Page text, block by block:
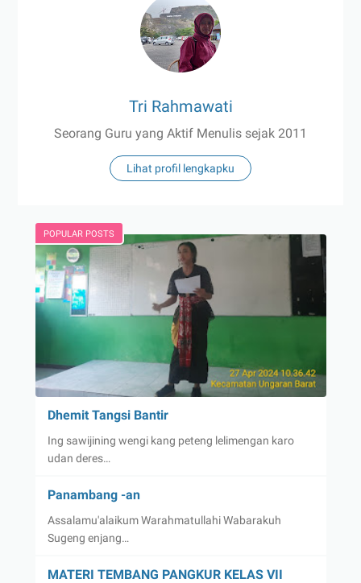
Tri Rahmawati
Seorang Guru yang Aktif Menulis sejak 2011
Lihat profil lengkapku
POPULAR POSTS
Dhemit Tangsi Bantir
Ing sawijining wengi kang peteng lelimengan karo
udan deres…
Panambang -an
Assalamu'alaikum Warahmatullahi Wabarakuh
Sugeng enjang…
MATERI TEMBANG PANGKUR KELAS VII